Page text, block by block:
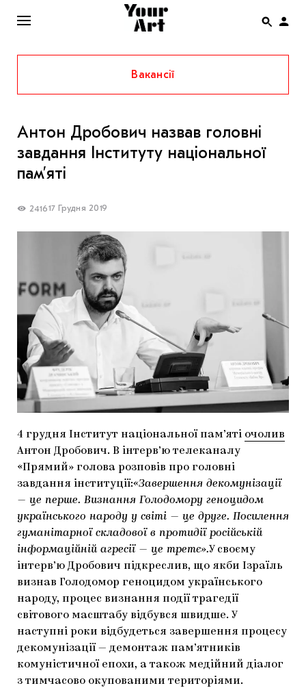
ENG
НОВИНИ
ІНТЕРВ’Ю
СПЕЦПРОЄКТИ
THE UKRAINIAN PAVILION AT VENICE BIENNALE
МАРІУПОЛЬСЬКІ МАРГІНАЛІЇ
ДОСЛІДНИЦЬКА ПЛАТФОРМА
ЗАПАЛЕННЯ
CARPATHIAN CULT ПРО РІЗДВЯНІ СВЯТА
Вакансії
Антон Дробович назвав головні
завдання Інституту національної
пам’яті
241617 Грудня 2019
4 грудня Інститут національної пам’яті очолив
Антон Дробович. В інтерв’ю телеканалу
«Прямий» голова розповів про головні
завдання інституції:«Завершення декомунізації
— це перше. Визнання Голодомору геноцидом
українського народу у світі — це друге. Посилення
гуманітарної складової в протидії російській
інформаційній агресії — це третє».У своєму
інтерв’ю Дробович підкреслив, що якби Ізраїль
визнав Голодомор геноцидом українського
народу, процес визнання події трагедії
світового масштабу відбувся швидше. У
наступні роки відбудеться завершення процесу
декомунізації — демонтаж пам’ятників
комуністичної епохи, а також медійний діалог
з тимчасово окупованими територіями.